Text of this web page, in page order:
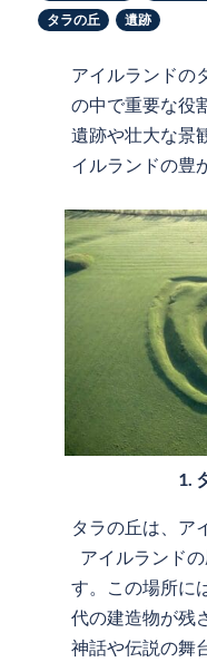
タラの丘
遺跡
アイルランドの
の中で重要な役
遺跡や壮大な景
イルランドの豊
1.
タラの丘は、ア
アイルランド
す。この場所に
代の建造物が残
神話や伝説の舞